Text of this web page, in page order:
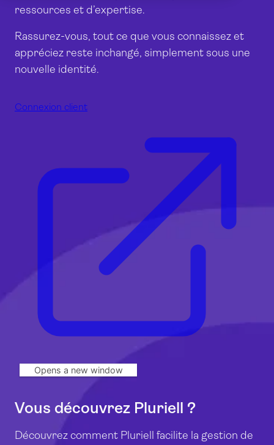
Nederlands
Connexion
ressources et d’expertise.
Rassurez-vous, tout ce que vous connaissez et
appréciez reste inchangé, simplement sous une
nouvelle identité.
Connexion client
Opens a new window
Vous découvrez Pluriell ?
Découvrez comment Pluriell facilite la gestion de